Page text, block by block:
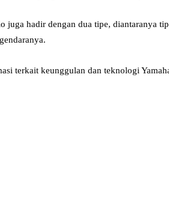
juga hadir dengan dua tipe,
terkait keunggulan dan teknologi